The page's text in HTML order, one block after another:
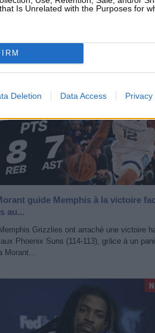
Is Unrelated with the Purposes for
Deletion Data Access Privacy
Post...
Gobert...
guide Memphis à la victoire
au...
Grizzlies ont arraché une victoire
Phoenix Suns (114-113), grâce à un
Morant...